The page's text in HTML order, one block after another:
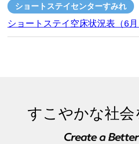
ショートステイセンターすみれ
ショートステイ空床状況表（6月
すこやかな社会